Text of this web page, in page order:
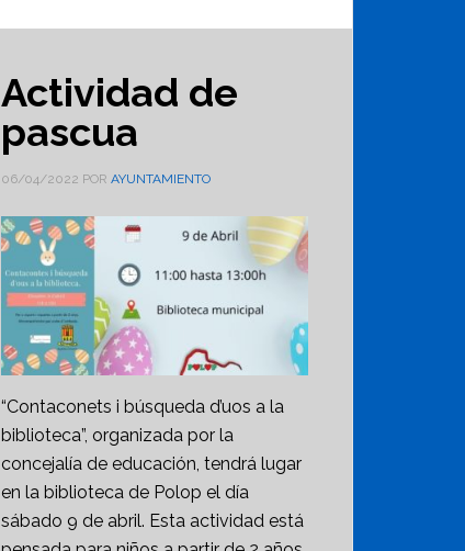
Actividad de
pascua
06/04/2022 PORAYUNTAMIENTO
“Contaconets i búsqueda d’uos a la
biblioteca”, organizada por la
concejalía de educación, tendrá lugar
en la biblioteca de Polop el día
sábado 9 de abril. Esta actividad está